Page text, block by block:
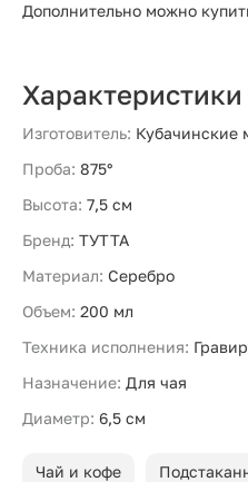
Дополнительно можно
Характеристики
Изготовитель: Кубачинские
Проба: 875°
Высота: 7,5 см
Бренд: ТУТТА
Материал: Серебро
Объем: 200 мл
Техника исполнения:
Назначение: Для чая
Диаметр: 6,5 см
Чай и кофе